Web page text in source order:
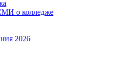
о колледже
2026